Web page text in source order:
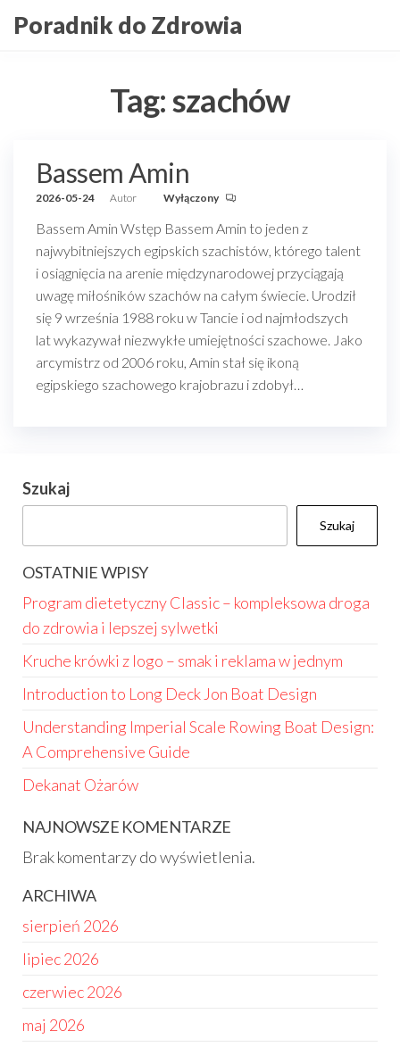
doPoradnik do Zdrowia
Tag:szachów
Bassem Amin
2026-05-24 Autor Wyłączony
Bassem Amin Wstęp Bassem Amin to jeden z
najwybitniejszych egipskich szachistów, którego talent
i osiągnięcia na arenie międzynarodowej przyciągają
uwagę miłośników szachów na całym świecie. Urodził
się 9 września 1988 roku w Tancie i od najmłodszych
lat wykazywał niezwykłe umiejętności szachowe. Jako
arcymistrz od 2006 roku, Amin stał się ikoną
egipskiego szachowego krajobrazu i zdobył…
Szukaj
Szukaj
OSTATNIE WPISY
Program dietetyczny Classic – kompleksowa droga
do zdrowia i lepszej sylwetki
Kruche krówki z logo – smak i reklama w jednym
Introduction to Long Deck Jon Boat Design
Understanding Imperial Scale Rowing Boat Design:
A Comprehensive Guide
Dekanat Ożarów
NAJNOWSZE KOMENTARZE
Brak komentarzy do wyświetlenia.
ARCHIWA
sierpień 2026
lipiec 2026
czerwiec 2026
maj 2026